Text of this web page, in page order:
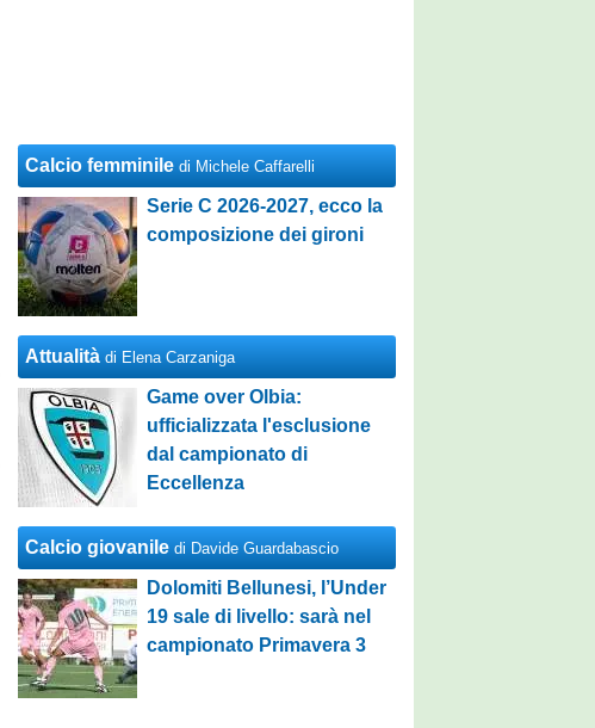
Calcio femminile di Michele Caffarelli
Serie C 2026-2027, ecco la
composizione dei gironi
Attualità di Elena Carzaniga
Game over Olbia:
ufficializzata l'esclusione
dal campionato di
Eccellenza
Calcio giovanile di Davide Guardabascio
Dolomiti Bellunesi, l’Under
19 sale di livello: sarà nel
campionato Primavera 3